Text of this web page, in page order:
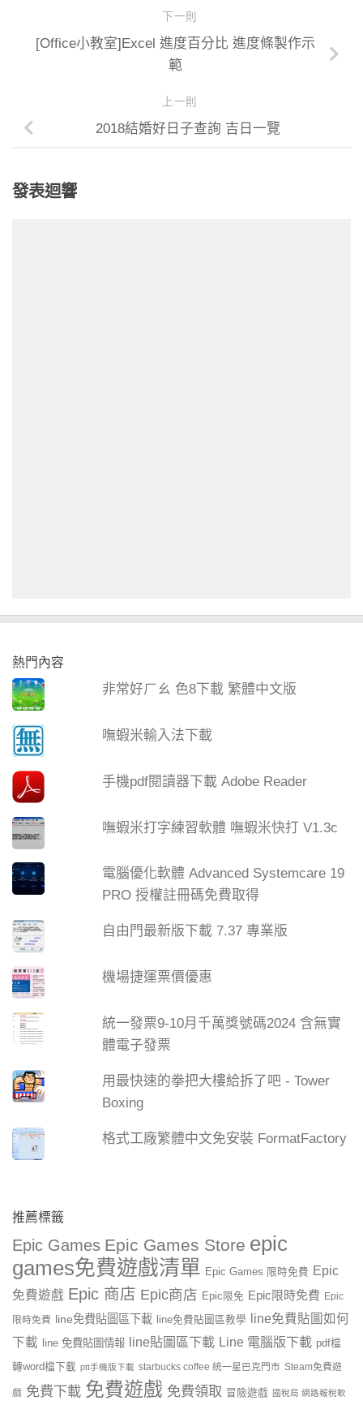
下一則
[Office小教室]Excel 進度百分比 進度條製作示
範
上一則
2018結婚好日子查詢 吉日一覽
發表迴響
熱門內容
非常好ㄏㄠ 色8下載 繁體中文版
嘸蝦米輸入法下載
手機pdf閱讀器下載 Adobe Reader
嘸蝦米打字練習軟體 嘸蝦米快打 V1.3c
電腦優化軟體 Advanced Systemcare 19
PRO 授權註冊碼免費取得
自由門最新版下載 7.37 專業版
機場捷運票價優惠
統一發票9-10月千萬獎號碼2024 含無實
體電子發票
用最快速的拳把大樓給拆了吧 - Tower
Boxing
格式工廠繁體中文免安裝 FormatFactory
推薦標籤
Epic Games Epic Games Store epic
games免費遊戲清單 Epic Games 限時免費 Epic
免費遊戲 Epic 商店 Epic商店 Epic限免 Epic限時免費 Epic
限時免費 line免費貼圖區下載 line免費貼圖區教學
line免費貼圖如何
下載 line 免費貼圖情報 line貼圖區下載 Line 電腦版下載 pdf檔
轉word檔下載 ptt手機版下載 starbucks coffee 統一星巴克門市 Steam免費遊
戲 免費下載 免費遊戲 免費領取 冒險遊戲 國稅局 網路報稅軟